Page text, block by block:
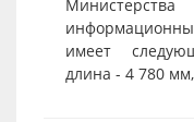
имеет
длина - 4 780